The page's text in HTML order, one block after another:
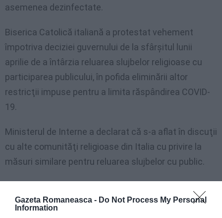
Gazeta Romaneasca - Do Not Process My Personal
Information
asemenea dezinfectate.
Biserica Catolică italiană a protestat vehement
împotriva deciziei guvernului de la sfârşitul lunii
aprilie de a întârzia reluarea slujbelor religioase cu
participarea publicului, în pofida eliminării altor
restricţii impuse pentru a limita răspândirea COVID-
19.
Ministerul de Interne a declarat că s-a aflat în discuţii
cu alte comunităţi religioase din Italia cu privire la
măsuri similare pentru reluarea slujbelor cu public.
au înregistrat aproape 30.000 de decese şi peste